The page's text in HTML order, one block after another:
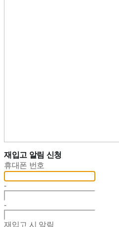
재입고 알림 신청
휴대폰 번호
-
-
재입고 시 알림